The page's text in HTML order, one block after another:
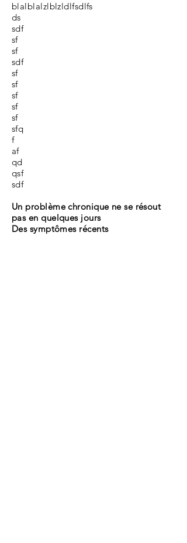
blalblalzlblzldlfsdlfs
ds
sdf
sf
sf
sdf
sf
sf
sf
sf
sf
sfq
f
af
qd
qsf
sdf
Un problème chronique ne se résout
pas en quelques jours
Des symptômes récents